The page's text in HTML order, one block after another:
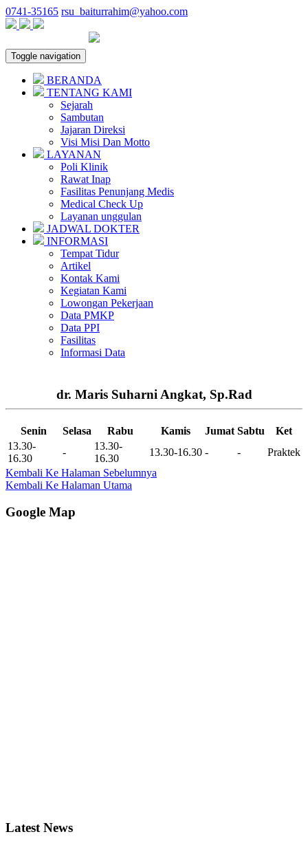
0741-35165 rsu_baiturrahim@yahoo.com
Toggle navigation
BERANDA
TENTANG KAMI
Sejarah
Sambutan
Jajaran Direksi
Visi Misi Dan Motto
LAYANAN
Poli Klinik
Rawat Inap
Fasilitas Penunjang Medis
Medical Check Up
Layanan unggulan
JADWAL DOKTER
INFORMASI
Tempat Tidur
Artikel
Kontak Kami
Kegiatan Kami
Lowongan Pekerjaan
Data PMKP
Data PPI
Fasilitas
Informasi Data
dr. Maris Suharni Angkat, Sp.Rad
Senin Selasa Rabu Kamis Jumat Sabtu
Ket
13.30-
16.30
-
13.30-
16.30
13.30-16.30 - -
Praktek
Kembali Ke Halaman Sebelumnya
Kembali Ke Halaman Utama
Google Map
Latest News